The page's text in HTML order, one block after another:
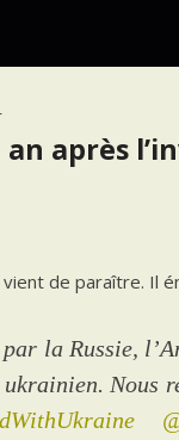
après
de paraître. Il
la Russie,
Nous